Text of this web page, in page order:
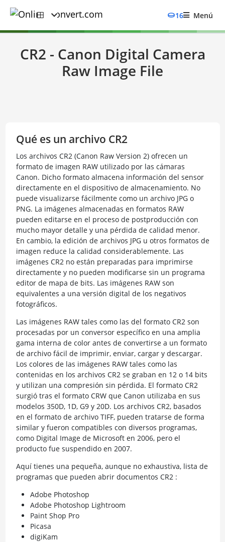
16 Menú
CR2 - Canon Digital Camera
Raw Image File
Qué es un archivo CR2
Los archivos CR2 (Canon Raw Version 2) ofrecen un
formato de imagen RAW utilizado por las cámaras
Canon. Dicho formato almacena información del sensor
directamente en el dispositivo de almacenamiento. No
puede visualizarse fácilmente como un archivo JPG o
PNG. La imágenes almacenadas en formatos RAW
pueden editarse en el proceso de postproducción con
mucho mayor detalle y una pérdida de calidad menor.
En cambio, la edición de archivos JPG u otros formatos de
imagen reduce la calidad considerablemente. Las
imágenes CR2 no están preparadas para imprimirse
directamente y no pueden modificarse sin un programa
editor de mapa de bits. Las imágenes RAW son
equivalentes a una versión digital de los negativos
fotográficos.
Las imágenes RAW tales como las del formato CR2 son
procesadas por un conversor específico en una amplia
gama interna de color antes de convertirse a un formato
de archivo fácil de imprimir, enviar, cargar y descargar.
Los colores de las imágenes RAW tales como las
contenidas en los archivos CR2 se graban en 12 o 14 bits
y utilizan una compresión sin pérdida. El formato CR2
surgió tras el formato CRW que Canon utilizaba en sus
modelos 350D, 1D, G9 y 20D. Los archivos CR2, basados
en el formato de archivo TIFF, pueden tratarse de forma
similar y fueron compatibles con diversos programas,
como Digital Image de Microsoft en 2006, pero el
producto fue suspendido en 2007.
Aquí tienes una pequeña, aunque no exhaustiva, lista de
programas que pueden abrir documentos CR2 :
Adobe Photoshop
Adobe Photoshop Lightroom
Paint Shop Pro
Picasa
digiKam